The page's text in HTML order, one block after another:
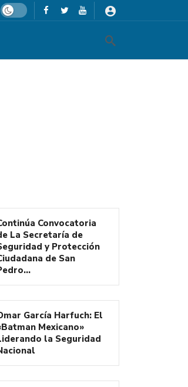
Dark mode
Seguridad
Convocatoria
La Secretaría de
y Protección
de San
García Harfuch: El
Mexicano»
la Seguridad